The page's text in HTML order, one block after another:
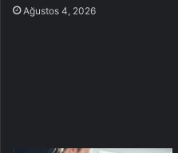
Ağustos 4, 2026